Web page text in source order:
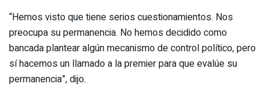
“Hemos visto que tiene serios cuestionamientos. Nos
preocupa su permanencia. No hemos decidido como
bancada plantear algún mecanismo de control político, pero
sí hacemos un llamado a la premier para que evalúe su
permanencia”, dijo.